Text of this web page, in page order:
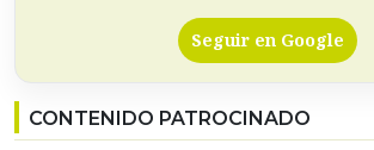
Seguir en Google
CONTENIDO PATROCINADO